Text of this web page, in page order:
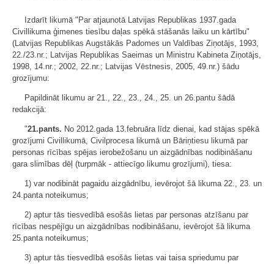
Izdarīt likumā "Par atjaunotā Latvijas Republikas 1937.gada
Civillikuma ģimenes tiesību daļas spēkā stāšanās laiku un kārtību"
(Latvijas Republikas Augstākās Padomes un Valdības Ziņotājs, 1993,
22./23.nr.; Latvijas Republikas Saeimas un Ministru Kabineta Ziņotājs,
1998, 14.nr.; 2002, 22.nr.; Latvijas Vēstnesis, 2005, 49.nr.) šādu
grozījumu:
Papildināt likumu ar 21., 22., 23., 24., 25. un 26.pantu šādā
redakcijā:
"21.pants. No 2012.gada 13.februāra līdz dienai, kad stājas spēkā
grozījumi Civillikumā, Civilprocesa likumā un Bāriņtiesu likumā par
personas rīcības spējas ierobežošanu un aizgādnības nodibināšanu
gara slimības dēļ (turpmāk - attiecīgo likumu grozījumi), tiesa:
1) var nodibināt pagaidu aizgādnību, ievērojot šā likuma 22., 23. un
24.panta noteikumus;
2) aptur tās tiesvedībā esošās lietas par personas atzīšanu par
rīcības nespējīgu un aizgādnības nodibināšanu, ievērojot šā likuma
25.panta noteikumus;
3) aptur tās tiesvedībā esošās lietas vai taisa spriedumu par